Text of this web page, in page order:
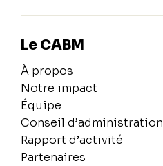
Le CABM
À propos
Notre impact
Équipe
Conseil d’administration
Rapport d’activité
Partenaires